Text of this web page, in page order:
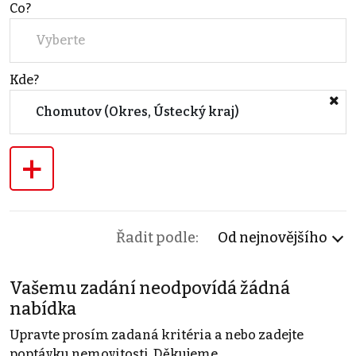
Co?
Vyberte
Kde?
Chomutov (Okres, Ústecký kraj)
+
Řadit podle: Od nejnovějšího
Vašemu zadání neodpovídá žádná
nabídka
Upravte prosím zadaná kritéria a nebo zadejte